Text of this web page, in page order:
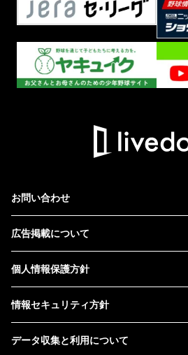
お問い合わせ
広告掲載について
個人情報保護方針
情報セキュリティ方針
データ収集と利用について